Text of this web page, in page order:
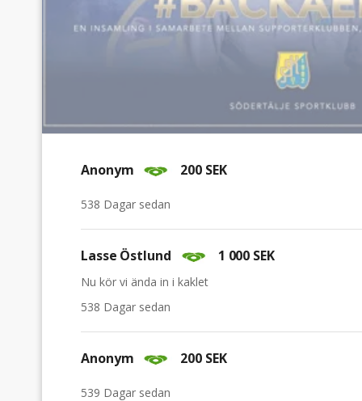
Anonym 200 SEK
538 Dagar sedan
Lasse Östlund 1 000 SEK
Nu kör vi ända in i kaklet
538 Dagar sedan
Anonym 200 SEK
539 Dagar sedan